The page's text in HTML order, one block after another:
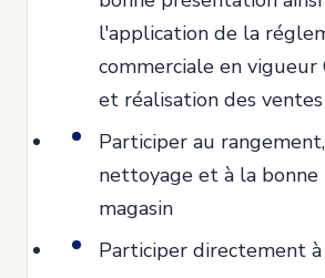
l'application de la
commerciale en vigueur
et réalisation des ventes
Participer au
nettoyage et à la
magasin
Participer directement